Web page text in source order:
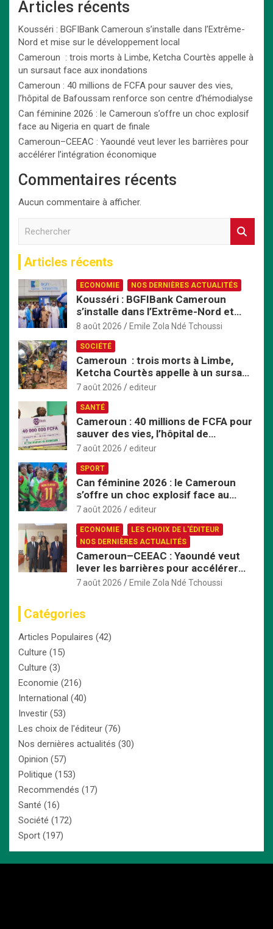
Articles récents
Kousséri : BGFIBank Cameroun s’installe dans l’Extrême-
Nord et mise sur le développement local
Cameroun : trois morts à Limbe, Ketcha Courtès appelle à
un sursaut face aux inondations
Cameroun : 40 millions de FCFA pour sauver des vies,
l’hôpital de Bafoussam renforce son centre d’hémodialyse
Can féminine 2026 : le Cameroun s’offre un choc explosif
face au Nigeria en quart de finale
Cameroun–CEEAC : Yaoundé veut lever les barrières pour
accélérer l’intégration économique
Commentaires récents
Aucun commentaire à afficher.
r
c
h
e
r
Articles récents
ECONOMIE NOS DERNIÈRES ACTUALITÉS
Kousséri : BGFIBank Cameroun
s’installe dans l’Extrême-Nord et
mise sur le développement local
8 août 2026 Emile Zola Ndé Tchoussi
SOCIÉTÉ
Cameroun : trois morts à Limbe,
Ketcha Courtès appelle à un sursaut
face aux inondations
7 août 2026 editeur
SANTÉ
Cameroun : 40 millions de FCFA pour
sauver des vies, l’hôpital de
Bafoussam renforce son centre
7 août 2026 editeur
SPORT
Can féminine 2026 : le Cameroun
s’offre un choc explosif face au
Nigeria en quart de finale
7 août 2026 editeur
ECONOMIE
LES CHOIX DE L'ÉDITEUR
NOS DERNIÈRES ACTUALITÉS
Cameroun–CEEAC : Yaoundé veut
lever les barrières pour accélérer
l’intégration économique
7 août 2026 Emile Zola Ndé Tchoussi
Catégories
Articles Populaires (42)
Culture (15)
Culture (3)
Economie (216)
International (40)
Investir (53)
Les choix de l'éditeur (76)
Nos dernières actualités (30)
Opinion (57)
Politique (153)
Recommendés (17)
Santé (16)
Société (172)
Sport (197)